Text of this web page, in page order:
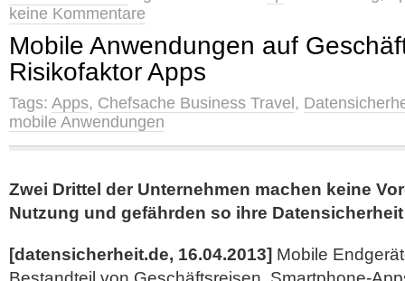
keine Kommentare
Mobile Anwendungen auf
Risikofaktor Apps
Tags: Apps, Chefsache Business Travel ,
mobile Anwendungen
Zwei Drittel der Unternehmen machen keine
Nutzung und gefährden so ihre Datensicherheit
[datensicherheit.de, 16.04.2013] Mobile